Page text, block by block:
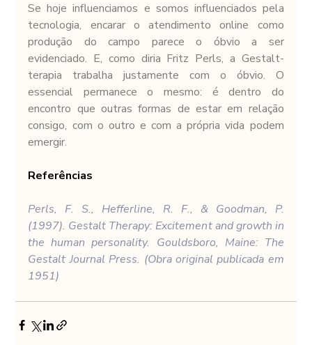
Se hoje influenciamos e somos influenciados pela
tecnologia, encarar o atendimento online como
produção do campo parece o óbvio a ser
evidenciado. E, como diria Fritz Perls, a Gestalt-
terapia trabalha justamente com o óbvio. O
essencial permanece o mesmo: é dentro do
encontro que outras formas de estar em relação
consigo, com o outro e com a própria vida podem
emergir.
Referências
Perls, F. S., Hefferline, R. F., & Goodman, P.
(1997). Gestalt Therapy: Excitement and growth in
the human personality. Gouldsboro, Maine: The
Gestalt Journal Press. (Obra original publicada em
1951)